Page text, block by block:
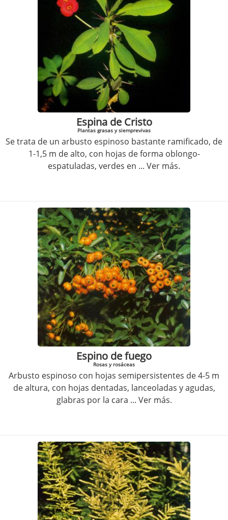
Espina de Cristo
Plantas grasas y siemprevivas
Se trata de un arbusto espinoso bastante ramificado, de
1-1,5 m de alto, con hojas de forma oblongo-
espatuladas, verdes en ... Ver más.
Espino de fuego
Rosas y rosáceas
Arbusto espinoso con hojas semipersistentes de 4-5 m
de altura, con hojas dentadas, lanceoladas y agudas,
glabras por la cara ... Ver más.